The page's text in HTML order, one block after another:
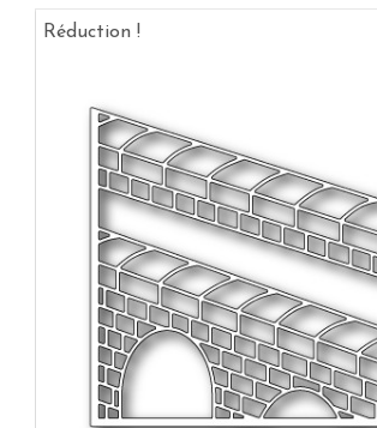
Réduction !